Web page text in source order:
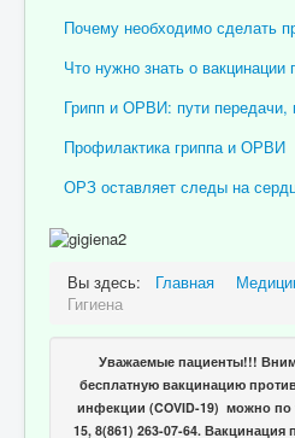
Почему необходимо сделать
Что нужно знать о вакцинации
Грипп и ОРВИ: пути передачи,
Профилактика гриппа и ОРВИ
ОРЗ оставляет следы на
Вы здесь: Главная
Гигиена
Уважаемые пациенты!!!
бесплатную вакцинацию
инфекции (COVID-19) можно по
15, 8(861) 263-07-64.